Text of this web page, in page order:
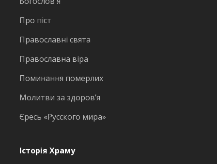
Про піст
Православні свята
Православна віра
Поминання померлих
Молитви за здоров’я
Єресь «Русского мира»
Історія Храму